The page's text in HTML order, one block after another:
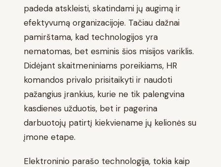
padeda atskleisti, skatindami jų augimą ir
efektyvumą organizacijoje. Tačiau dažnai
pamirštama, kad technologijos yra
nematomas, bet esminis šios misijos variklis.
Didėjant skaitmeniniams poreikiams, HR
komandos privalo prisitaikyti ir naudoti
pažangius įrankius, kurie ne tik palengvina
kasdienes užduotis, bet ir pagerina
darbuotojų patirtį kiekviename jų kelionės su
įmone etape.
Elektroninio parašo technologija, tokia kaip